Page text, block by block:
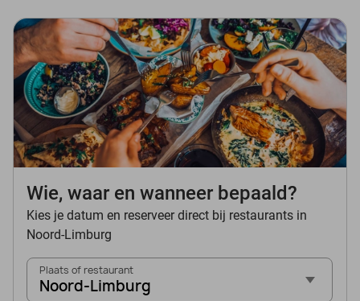
Wie, waar en wanneer bepaald?
Kies je datum en reserveer direct bij restaurants in
Noord-Limburg
Plaats of restaurant
Noord-Limburg